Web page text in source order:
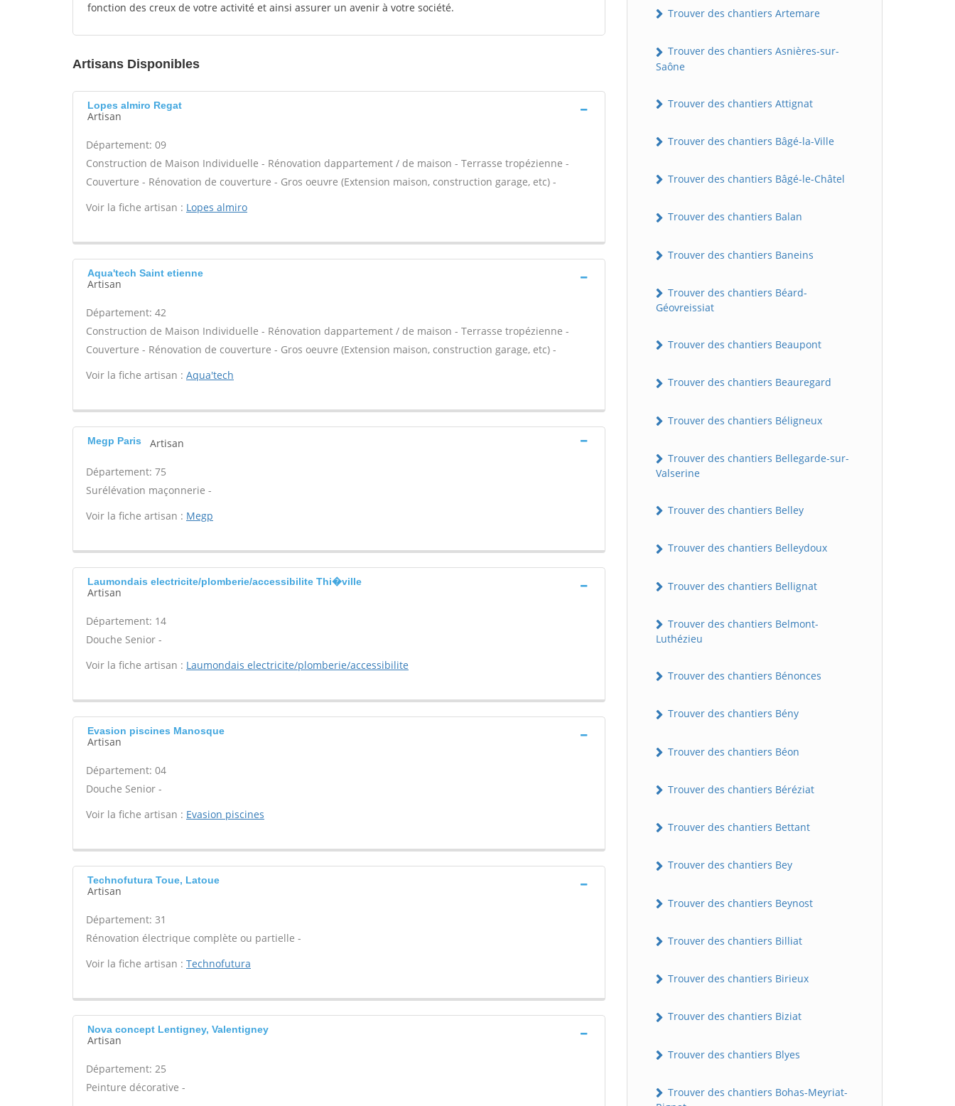
fonction des creux de votre activité et ainsi assurer un avenir à votre société.
Artisans Disponibles
Lopes almiro Regat
Artisan
Département: 09
Construction de Maison Individuelle - Rénovation dappartement / de maison - Terrasse tropézienne -
Couverture - Rénovation de couverture - Gros oeuvre (Extension maison, construction garage, etc) -
Voir la fiche artisan : Lopes almiro
Aqua'tech Saint etienne
Artisan
Département: 42
Construction de Maison Individuelle - Rénovation dappartement / de maison - Terrasse tropézienne -
Couverture - Rénovation de couverture - Gros oeuvre (Extension maison, construction garage, etc) -
Voir la fiche artisan : Aqua'tech
Megp Paris Artisan
Département: 75
Surélévation maçonnerie -
Voir la fiche artisan : Megp
Laumondais electricite/plomberie/accessibilite Thi�ville
Artisan
Département: 14
Douche Senior -
Voir la fiche artisan : Laumondais electricite/plomberie/accessibilite
Evasion piscines Manosque
Artisan
Département: 04
Douche Senior -
Voir la fiche artisan : Evasion piscines
Technofutura Toue, Latoue
Artisan
Département: 31
Rénovation électrique complète ou partielle -
Voir la fiche artisan : Technofutura
Nova concept Lentigney, Valentigney
Artisan
Département: 25
Peinture décorative -
Trouver des chantiers Artemare
Trouver des chantiers Asnières-sur-
Saône
Trouver des chantiers Attignat
Trouver des chantiers Bâgé-la-Ville
Trouver des chantiers Bâgé-le-Châtel
Trouver des chantiers Balan
Trouver des chantiers Baneins
Trouver des chantiers Béard-
Géovreissiat
Trouver des chantiers Beaupont
Trouver des chantiers Beauregard
Trouver des chantiers Béligneux
Trouver des chantiers Bellegarde-sur-
Valserine
Trouver des chantiers Belley
Trouver des chantiers Belleydoux
Trouver des chantiers Bellignat
Trouver des chantiers Belmont-
Luthézieu
Trouver des chantiers Bénonces
Trouver des chantiers Bény
Trouver des chantiers Béon
Trouver des chantiers Béréziat
Trouver des chantiers Bettant
Trouver des chantiers Bey
Trouver des chantiers Beynost
Trouver des chantiers Billiat
Trouver des chantiers Birieux
Trouver des chantiers Biziat
Trouver des chantiers Blyes
Trouver des chantiers Bohas-Meyriat-